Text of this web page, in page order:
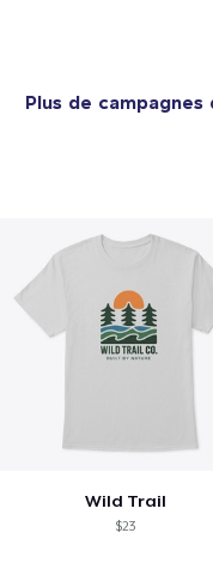
Plus de campagnes
Wild Trail
$23